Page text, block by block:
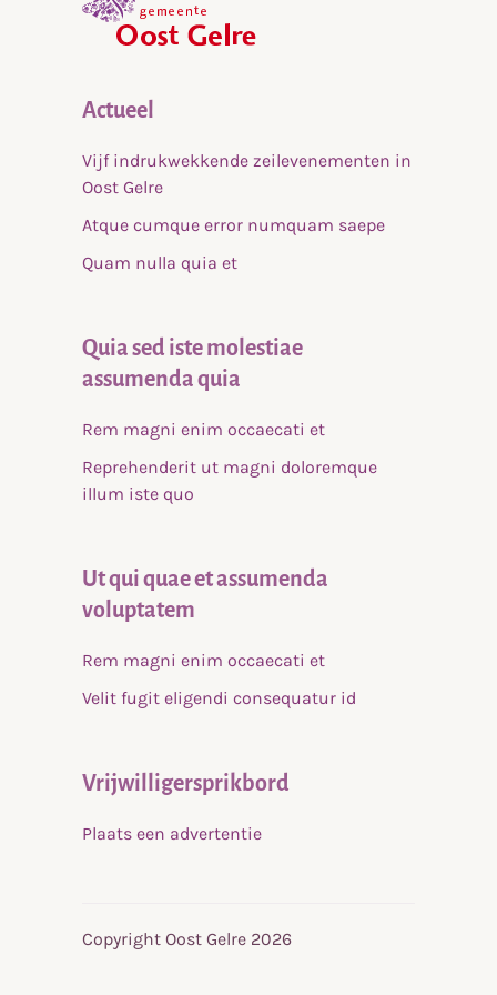
Actueel
Vijf indrukwekkende zeilevenementen in
Oost Gelre
Atque cumque error numquam saepe
Quam nulla quia et
Quia sed iste molestiae
assumenda quia
Rem magni enim occaecati et
Reprehenderit ut magni doloremque
illum iste quo
Ut qui quae et assumenda
voluptatem
Rem magni enim occaecati et
Velit fugit eligendi consequatur id
Vrijwilligersprikbord
Plaats een advertentie
Copyright Oost Gelre 2026